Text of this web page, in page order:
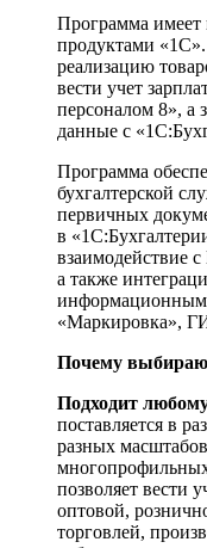
Программа
продуктами
реализацию
вести учет
персоналом 8», а
данные с
Программа
бухгалтерской
первичных
в
взаимодействие
а также
«Маркировка»,
Почему
Подходит любому
поставляется в
разных
позволяет вести
оптовой,
торговлей,